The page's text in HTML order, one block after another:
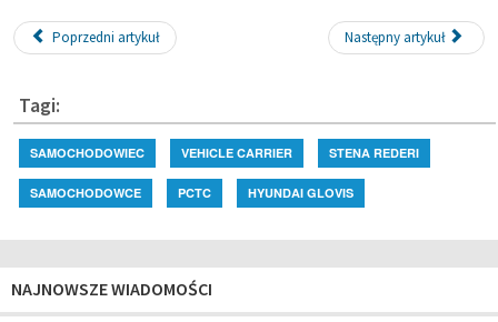
Poprzedni artykuł Następny artykuł
Tagi:
SAMOCHODOWIEC VEHICLE CARRIER STENA REDERI
SAMOCHODOWCE PCTC HYUNDAI GLOVIS
NAJNOWSZE WIADOMOŚCI